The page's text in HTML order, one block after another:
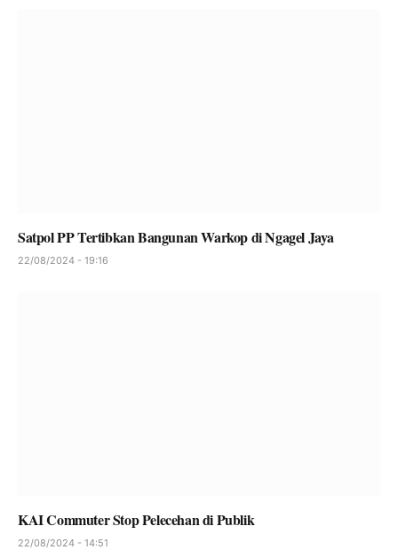
Satpol PP Tertibkan Bangunan Warkop di Ngagel Jaya
22/08/2024 - 19:16
KAI Commuter Stop Pelecehan di Publik
22/08/2024 - 14:51